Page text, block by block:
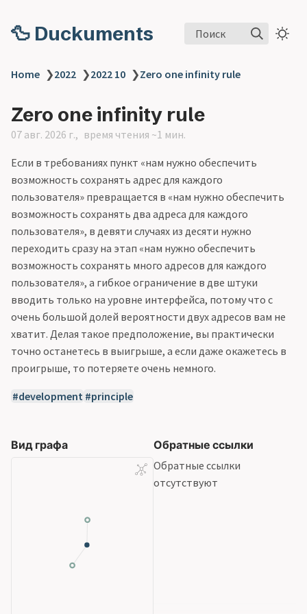
🦆 Duckuments Поиск
Home ❯2022 ❯2022 10 ❯Zero one infinity rule
Zero one infinity rule
07 авг. 2026 г. время чтения ~1 мин.
Если в требованиях пункт «нам нужно обеспечить
возможность сохранять адрес для каждого
пользователя» превращается в «нам нужно обеспечить
возможность сохранять два адреса для каждого
пользователя», в девяти случаях из десяти нужно
переходить сразу на этап «нам нужно обеспечить
возможность сохранять много адресов для каждого
пользователя», а гибкое ограничение в две штуки
вводить только на уровне интерфейса, потому что с
очень большой долей вероятности двух адресов вам не
хватит. Делая такое предположение, вы практически
точно останетесь в выигрыше, а если даже окажетесь в
проигрыше, то потеряете очень немного.
development principle
Вид графа
Обратные ссылки
Обратные ссылки
отсутствуют